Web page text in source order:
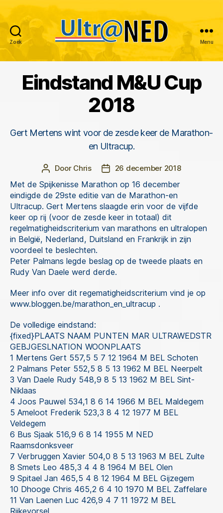
Zoek
Ultraned
Menu
Categorieën
Eindstand M&U Cup
2018
Gert Mertens wint voor de zesde keer de Marathon-
en Ultracup.
Berichtauteur
Door Chris Berichtdatum
26 december 2018
Met de Spijkenisse Marathon op 16 december
eindigde de 29ste editie van de Marathon-en
Ultracup. Gert Mertens slaagde erin voor de vijfde
keer op rij (voor de zesde keer in totaal) dit
regelmatigheidscriterium van marathons en ultralopen
in België, Nederland, Duitsland en Frankrijk in zijn
voordeel te beslechten.
Peter Palmans legde beslag op de tweede plaats en
Rudy Van Daele werd derde.
Meer info over dit regematigheidscriterium vind je op
www.bloggen.be/marathon_en_ultracup .
De volledige eindstand:
{fixed}PLAATS NAAM PUNTEN MAR ULTRAWEDSTR
GEBJGESLNATION WOONPLAATS
1 Mertens Gert 557,5 5 7 12 1964 M BEL Schoten
2 Palmans Peter 552,5 8 5 13 1962 M BEL Neerpelt
3 Van Daele Rudy 548,9 8 5 13 1962 M BEL Sint-
Niklaas
4 Joos Pauwel 534,1 8 6 14 1966 M BEL Maldegem
5 Ameloot Frederik 523,3 8 4 12 1977 M BEL
Veldegem
6 Bus Sjaak 516,9 6 8 14 1955 M NED
Raamsdonksveer
7 Verbruggen Xavier 504,0 8 5 13 1963 M BEL Zulte
8 Smets Leo 485,3 4 4 8 1964 M BEL Olen
9 Spitael Jan 465,5 4 8 12 1964 M BEL Gijzegem
10 Dhooge Chris 465,2 6 4 10 1970 M BEL Zaffelare
11 Van Laenen Luc 426,9 4 7 11 1972 M BEL